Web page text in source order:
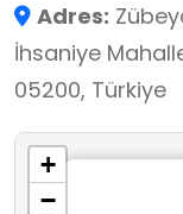
karşı
ve ilçelerde
hareket
kurumlarda ve
eğitimleri
Adres:
İhsaniye
05200, Türkiye
+
−